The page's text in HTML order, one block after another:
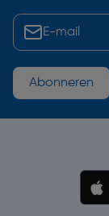
Abonneren